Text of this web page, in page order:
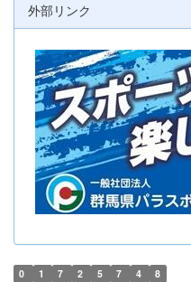
外部リンク
0 1 7 2 5 7 4 8